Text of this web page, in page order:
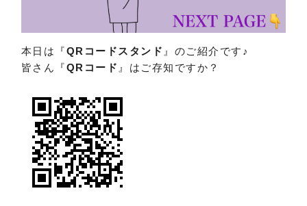
本日は『QRコードスタンド 』のご紹介です♪
皆さん『QRコード 』はご存知ですか？